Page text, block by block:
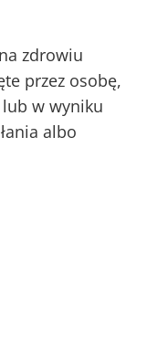
zdrowiu
przez osobę,
w wyniku
albo